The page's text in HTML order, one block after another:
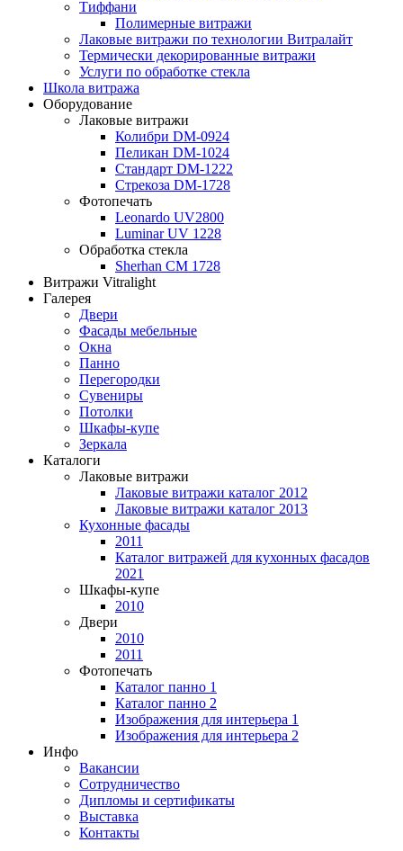
Тиффани
Полимерные витражи
Лаковые витражи по технологии Витралайт
Термически декорированные витражи
Услуги по обработке стекла
Школа витража
Оборудование
Лаковые витражи
Колибри DM-0924
Пеликан DM-1024
Стандарт DM-1222
Стрекоза DM-1728
Фотопечать
Leonardo UV2800
Luminar UV 1228
Обработка стекла
Sherhan CM 1728
Витражи Vitralight
Галерея
Двери
Фасады мебельные
Окна
Панно
Перегородки
Сувениры
Потолки
Шкафы-купе
Зеркала
Каталоги
Лаковые витражи
Лаковые витражи каталог 2012
Лаковые витражи каталог 2013
Кухонные фасады
2011
Каталог витражей для кухонных фасадов
2021
Шкафы-купе
2010
Двери
2010
2011
Фотопечать
Каталог панно 1
Каталог панно 2
Изображения для интерьера 1
Изображения для интерьера 2
Инфо
Вакансии
Сотрудничество
Дипломы и сертификаты
Выставка
Контакты